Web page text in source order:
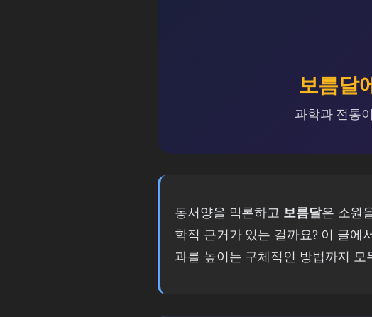
보름달
과학과 전통
동서양을 막론하고 보름달은 소원
학적 근거가 있는 걸까요? 이 글에
과를 높이는 구체적인 방법까지 모